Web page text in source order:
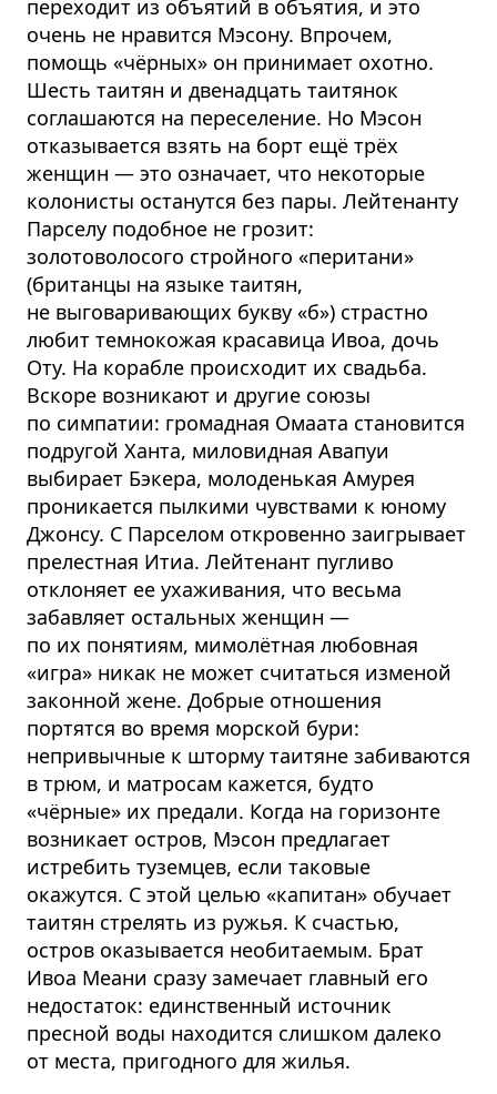
переходит из объятий в объятия, и это
очень не нравится Мэсону. Впрочем,
помощь «чёрных» он принимает охотно.
Шесть таитян и двенадцать таитянок
соглашаются на переселение. Но Мэсон
отказывается взять на борт ещё трёх
женщин — это означает, что некоторые
колонисты останутся без пары. Лейтенанту
Парселу подобное не грозит:
золотоволосого стройного «перитани»
(британцы на языке таитян,
не выговаривающих букву «б») страстно
любит темнокожая красавица Ивоа, дочь
Оту. На корабле происходит их свадьба.
Вскоре возникают и другие союзы
по симпатии: громадная Омаата становится
подругой Ханта, миловидная Авапуи
выбирает Бэкера, молоденькая Амурея
проникается пылкими чувствами к юному
Джонсу. С Парселом откровенно заигрывает
прелестная Итиа. Лейтенант пугливо
отклоняет ее ухаживания, что весьма
забавляет остальных женщин —
по их понятиям, мимолётная любовная
«игра» никак не может считаться изменой
законной жене. Добрые отношения
портятся во время морской бури:
непривычные к шторму таитяне забиваются
в трюм, и матросам кажется, будто
«чёрные» их предали. Когда на горизонте
возникает остров, Мэсон предлагает
истребить туземцев, если таковые
окажутся. С этой целью «капитан» обучает
таитян стрелять из ружья. К счастью,
остров оказывается необитаемым. Брат
Ивоа Меани сразу замечает главный его
недостаток: единственный источник
пресной воды находится слишком далеко
от места, пригодного для жилья.